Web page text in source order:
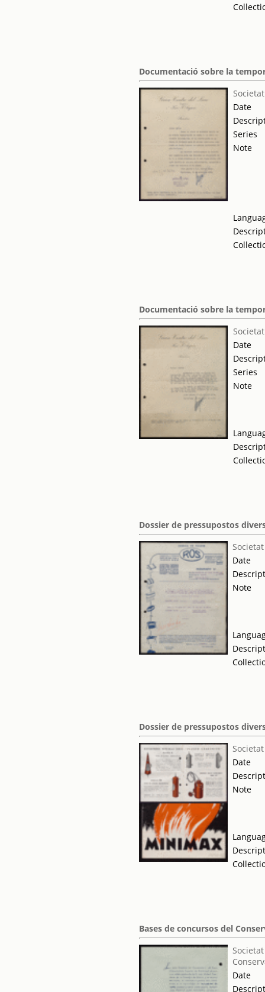
Documentació sobre la
Date
Series
Note
Documentació sobre la
Date
Series
Note
Dossier de pressupostos
Date
Note
Dossier de pressupostos
Date
Note
Bases de concursos del
Date